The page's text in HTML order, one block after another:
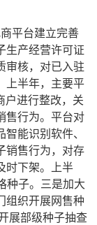
平台建立完善
生产经营许可证
审核，对已入驻
上半年，主要平
户进行整改，关
售行为。平台对
能识别软件、
销售行为，对存
时下架。上半
种子。三是加大
组织开展网售种
展部级种子抽查